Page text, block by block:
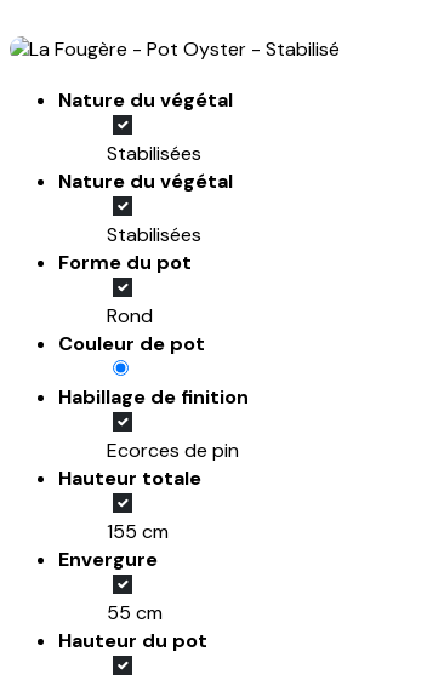
Nature du végétal
Stabilisées
Nature du végétal
Stabilisées
Forme du pot
Rond
Couleur de pot
Habillage de finition
Ecorces de pin
Hauteur totale
155 cm
Envergure
55 cm
Hauteur du pot